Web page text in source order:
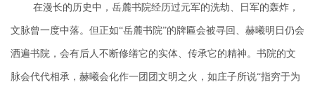
在漫长的历史中，岳麓书院经历过元军的洗劫、日军的轰炸，
文脉曾一度中落。但正如“岳麓书院”的牌匾会被寻回、赫曦明日仍会
洒遍书院，会有后人不断修缮它的实体、传承它的精神。 书院的文
脉会代代相承 ， 赫曦会化作一团团文明之火 ，如庄子所说“指穷于为